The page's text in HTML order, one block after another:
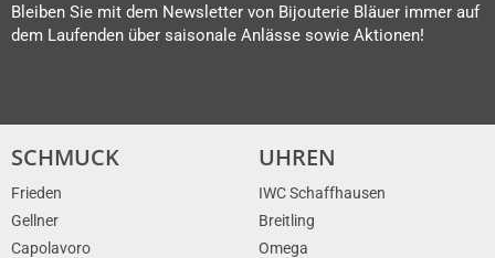
Bleiben Sie mit dem Newsletter von Bijouterie Bläuer immer auf
dem Laufenden über saisonale Anlässe sowie Aktionen!
SCHMUCK
Frieden
Gellner
Capolavoro
UHREN
IWC Schaffhausen
Breitling
Omega